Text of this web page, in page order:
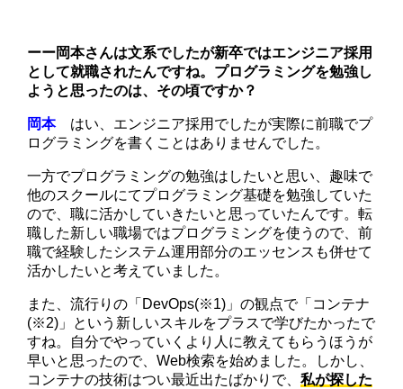
ーー岡本さんは文系でしたが新卒ではエンジニア採用
として就職されたんですね。プログラミングを勉強し
ようと思ったのは、その頃ですか？
岡本
はい、エンジニア採用でしたが実際に前職でプ
ログラミングを書くことはありませんでした。
一方でプログラミングの勉強はしたいと思い、趣味で
他のスクールにてプログラミング基礎を勉強していた
ので、職に活かしていきたいと思っていたんです。転
職した新しい職場ではプログラミングを使うので、前
職で経験したシステム運用部分のエッセンスも併せて
活かしたいと考えていました。
また、流行りの「DevOps(※1)」の観点で「コンテナ
(※2)」という新しいスキルをプラスで学びたかったで
すね。自分でやっていくより人に教えてもらうほうが
早いと思ったので、Web検索を始めました。しかし、
コンテナの技術はつい最近出たばかりで、私が探した